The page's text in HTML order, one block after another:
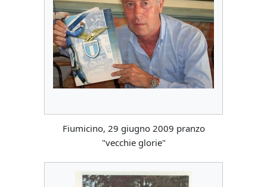
Fiumicino, 29 giugno 2009 pranzo
"vecchie glorie"